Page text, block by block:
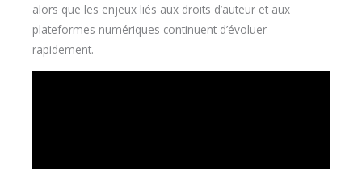
alors que les enjeux liés aux droits d’auteur et aux
plateformes numériques continuent d’évoluer
rapidement.